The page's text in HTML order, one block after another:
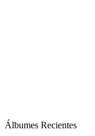
Álbumes Recientes